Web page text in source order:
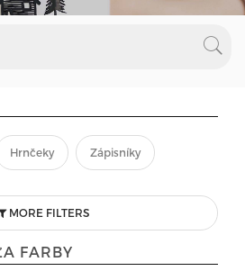
Hrnčeky Zápisníky
MORE FILTERS
FARBY